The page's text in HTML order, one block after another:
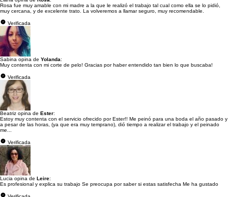
Rosa fue muy amable con mi madre a la que le realizó el trabajo tal cual como ella se lo pidió,
muy cercana, y de excelente trato. La volveremos a llamar seguro, muy recomendable.
Verificada
Sabina opina de Yolanda:
Muy contenta con mi corte de pelo! Gracias por haber entendido tan bien lo que buscaba!
Verificada
Beatriz opina de Ester:
Estoy muy contenta con el servicio ofrecido por Ester!! Me peinó para una boda el año pasado y
a pesar de las horas, (ya que era muy temprano), dió tiempo a realizar el trabajo y el peinado
me...
Verificada
Lucia opina de Leire:
Es profesional y explica su trabajo Se preocupa por saber si estas satisfecha Me ha gustado